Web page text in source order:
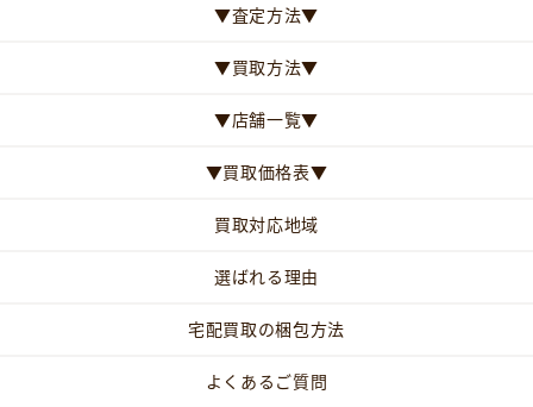
▼査定方法▼
▼買取方法▼
▼店舗一覧▼
▼買取価格表▼
買取対応地域
選ばれる理由
宅配買取の梱包方法
よくあるご質問